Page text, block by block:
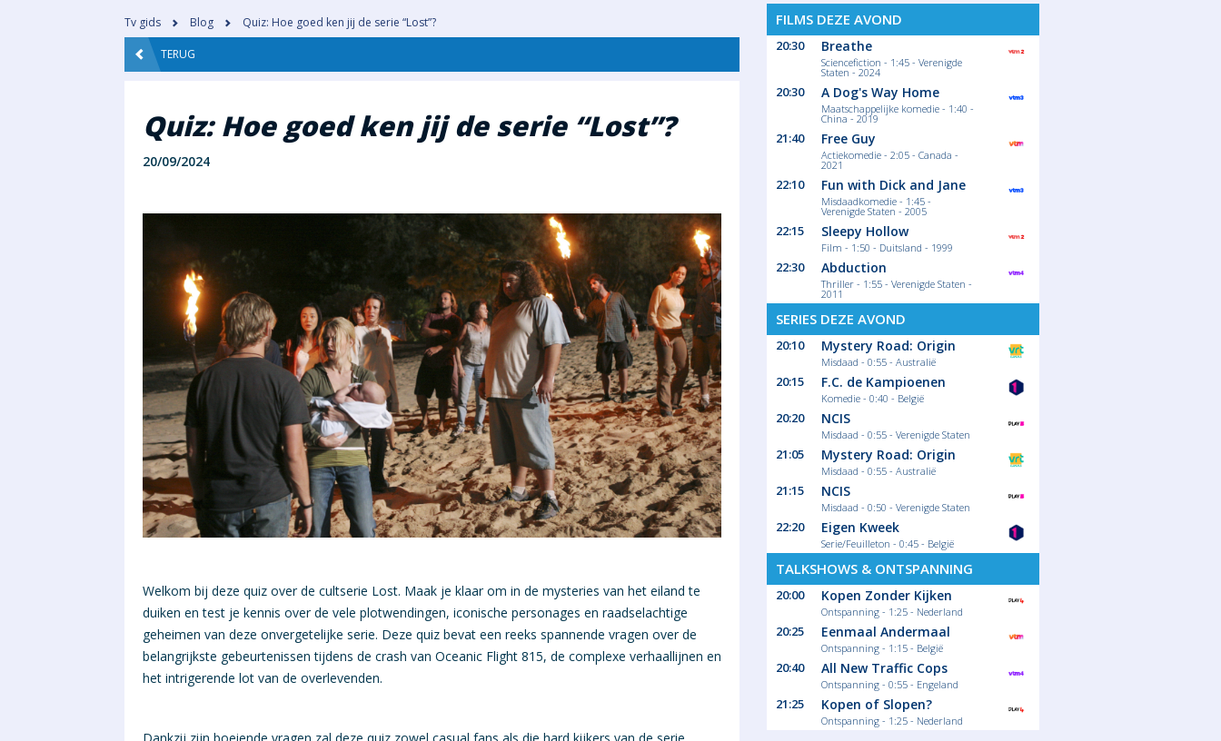
Tv gids Blog Quiz: Hoe goed ken jij de serie “Lost”?
TERUG
Quiz: Hoe goed ken jij de serie “Lost”?
20/09/2024
Welkom bij deze quiz over de cultserie Lost. Maak je klaar om in de mysteries van het eiland te
duiken en test je kennis over de vele plotwendingen, iconische personages en raadselachtige
geheimen van deze onvergetelijke serie. Deze quiz bevat een reeks spannende vragen over de
belangrijkste gebeurtenissen tijdens de crash van Oceanic Flight 815, de complexe verhaallijnen en
het intrigerende lot van de overlevenden.
FILMS DEZE AVOND
20:30 Breathe
Sciencefiction - 1:45 - Verenigde
Staten - 2024
20:30 A Dog's Way Home
Maatschappelijke komedie - 1:40 -
China - 2019
21:40 Free Guy
Actiekomedie - 2:05 - Canada -
2021
22:10 Fun with Dick and Jane
Misdaadkomedie - 1:45 -
Verenigde Staten - 2005
22:15 Sleepy Hollow
Film - 1:50 - Duitsland - 1999
22:30 Abduction
Thriller - 1:55 - Verenigde Staten -
2011
SERIES DEZE AVOND
20:10 Mystery Road: Origin
Misdaad - 0:55 - Australië
20:15 F.C. de Kampioenen
Komedie - 0:40 - België
20:20 NCIS
Misdaad - 0:55 - Verenigde Staten
21:05 Mystery Road: Origin
Misdaad - 0:55 - Australië
21:15 NCIS
Misdaad - 0:50 - Verenigde Staten
22:20 Eigen Kweek
Serie/Feuilleton - 0:45 - België
TALKSHOWS & ONTSPANNING
20:00 Kopen Zonder Kijken
Ontspanning - 1:25 - Nederland
20:25 Eenmaal Andermaal
Ontspanning - 1:15 - België
20:40 All New Traffic Cops
Ontspanning - 0:55 - Engeland
21:25 Kopen of Slopen?
Ontspanning - 1:25 - Nederland